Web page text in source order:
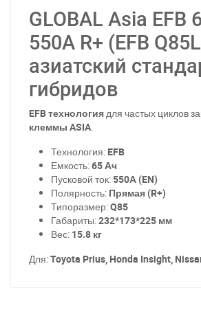
GLOBAL Asia EFB
550A R+ (EFB
азиатский
гибридов
EFB технологиядля частых циклов
клеммы ASIA.
Технология: EFB
Емкость:65 Ач
Пусковой ток:550А (EN)
Полярность: Прямая (R+)
Типоразмер:Q85
Габариты:232*173*225 мм
Вес: 15.8 кг
Для:Toyota Prius, Honda Insight,